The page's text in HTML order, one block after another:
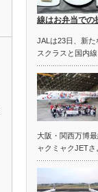
線はお弁当での
JALは23日、新
スクラスと国内
大阪・関西万博
ャクミャクJET